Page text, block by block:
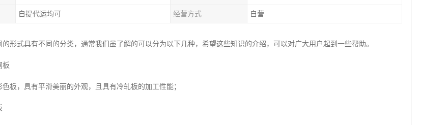
自提代运均可 经营方式 自营
形式具有不同的分类，通常我们虽了解的可以分为以下几种，希望这些知识的介绍，可以对广大用户起到一些帮助。
板
板，具有平滑美丽的外观，且具有冷轧板的加工性能；